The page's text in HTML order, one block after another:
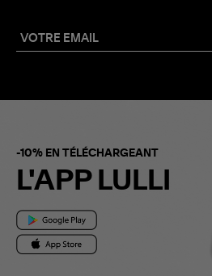
-10% EN TÉLÉCHARGEANT
L'APP LULLI